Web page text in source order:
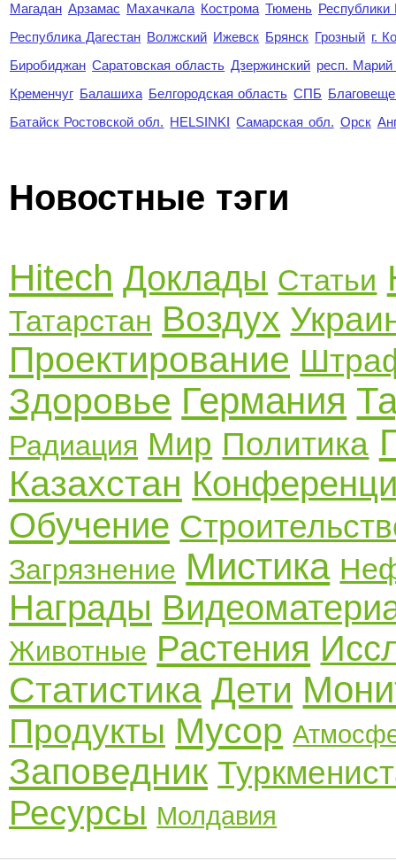
Магадан Арзамас Махачкала Кострома Тюмень Республики
Республика Дагестан Волжский Ижевск Брянск Грозный г.
Биробиджан Саратовская область Дзержинский респ.
Кременчуг Балашиха Белгородская область СПБ
Батайск Ростовской обл. HELSINKI Самарская обл. Орск
Новостные тэги
Hitech Доклады Статьи
Татарстан Воздух
Проектирование
Здоровье Германия
Радиация Мир Политика
Казахстан
Обучение
Загрязнение Мистика
Награды
Животные Растения
Статистика Дети
Продукты Мусор
Заповедник
Ресурсы Молдавия